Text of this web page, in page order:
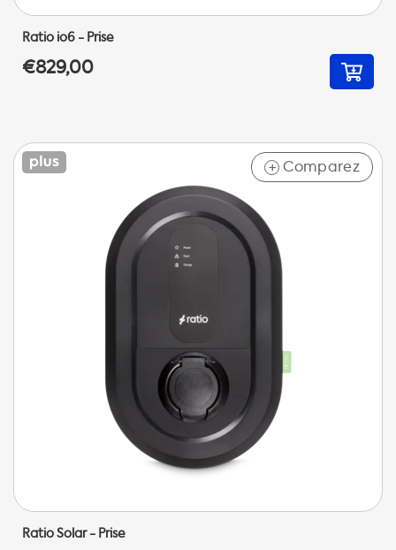
Ratio io6 - Prise
€829,00
+ Comparez
Ratio Solar - Prise